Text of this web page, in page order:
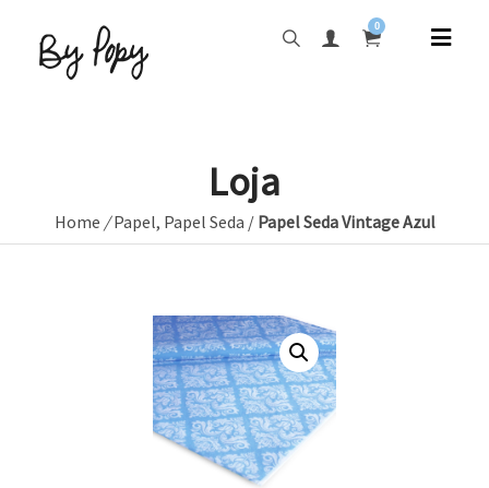
0
Loja
Home /Papel, Papel Seda / Papel Seda Vintage Azul